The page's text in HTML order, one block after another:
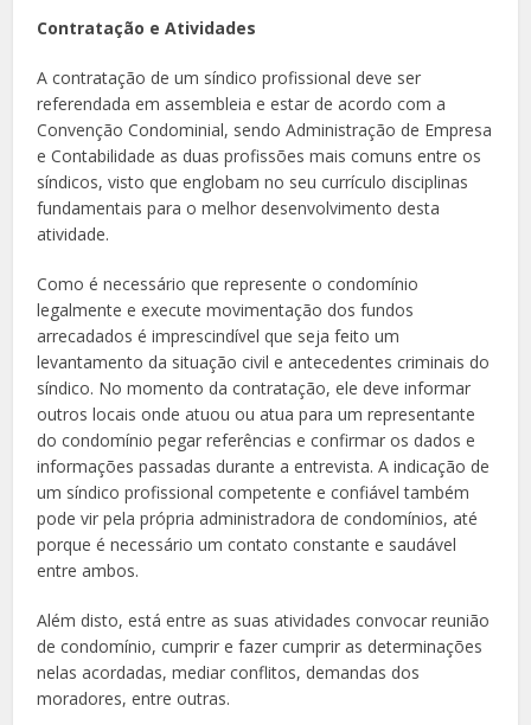
Contratação e Atividades
A contratação de um síndico profissional deve ser
referendada em assembleia e estar de acordo com a
Convenção Condominial, sendo Administração de Empresa
e Contabilidade as duas profissões mais comuns entre os
síndicos, visto que englobam no seu currículo disciplinas
fundamentais para o melhor desenvolvimento desta
atividade.
Como é necessário que represente o condomínio
legalmente e execute movimentação dos fundos
arrecadados é imprescindível que seja feito um
levantamento da situação civil e antecedentes criminais do
síndico. No momento da contratação, ele deve informar
outros locais onde atuou ou atua para um representante
do condomínio pegar referências e confirmar os dados e
informações passadas durante a entrevista. A indicação de
um síndico profissional competente e confiável também
pode vir pela própria administradora de condomínios, até
porque é necessário um contato constante e saudável
entre ambos.
Além disto, está entre as suas atividades convocar reunião
de condomínio, cumprir e fazer cumprir as determinações
nelas acordadas, mediar conflitos, demandas dos
moradores, entre outras.